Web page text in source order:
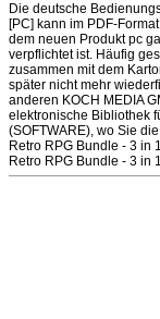
Die deutsche
[PC] kann im PDF-
dem neuen Produkt pc
verpflichtet ist. Häufig
zusammen mit dem
später nicht mehr
anderen KOCH MEDIA
elektronische Bibliothek
(SOFTWARE), wo Sie
Retro RPG Bundle - 3 in
Retro RPG Bundle - 3 in